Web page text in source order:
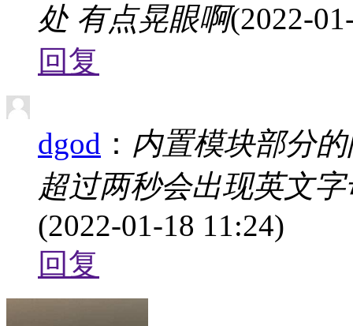
处 有点晃眼啊(2022-
回复
dgod ： 内置模块部分
超过两秒会出现英文
(2022-01-18 11:24)
回复